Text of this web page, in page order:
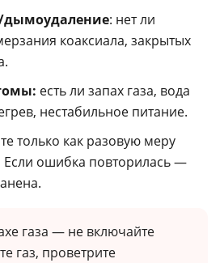
дымоудаление: нет ли
коаксиала, закрытых
есть ли запах газа, вода
нестабильное питание.
только как разовую меру
Если ошибка повторилась —
газа — не включайте
газ, проветрите